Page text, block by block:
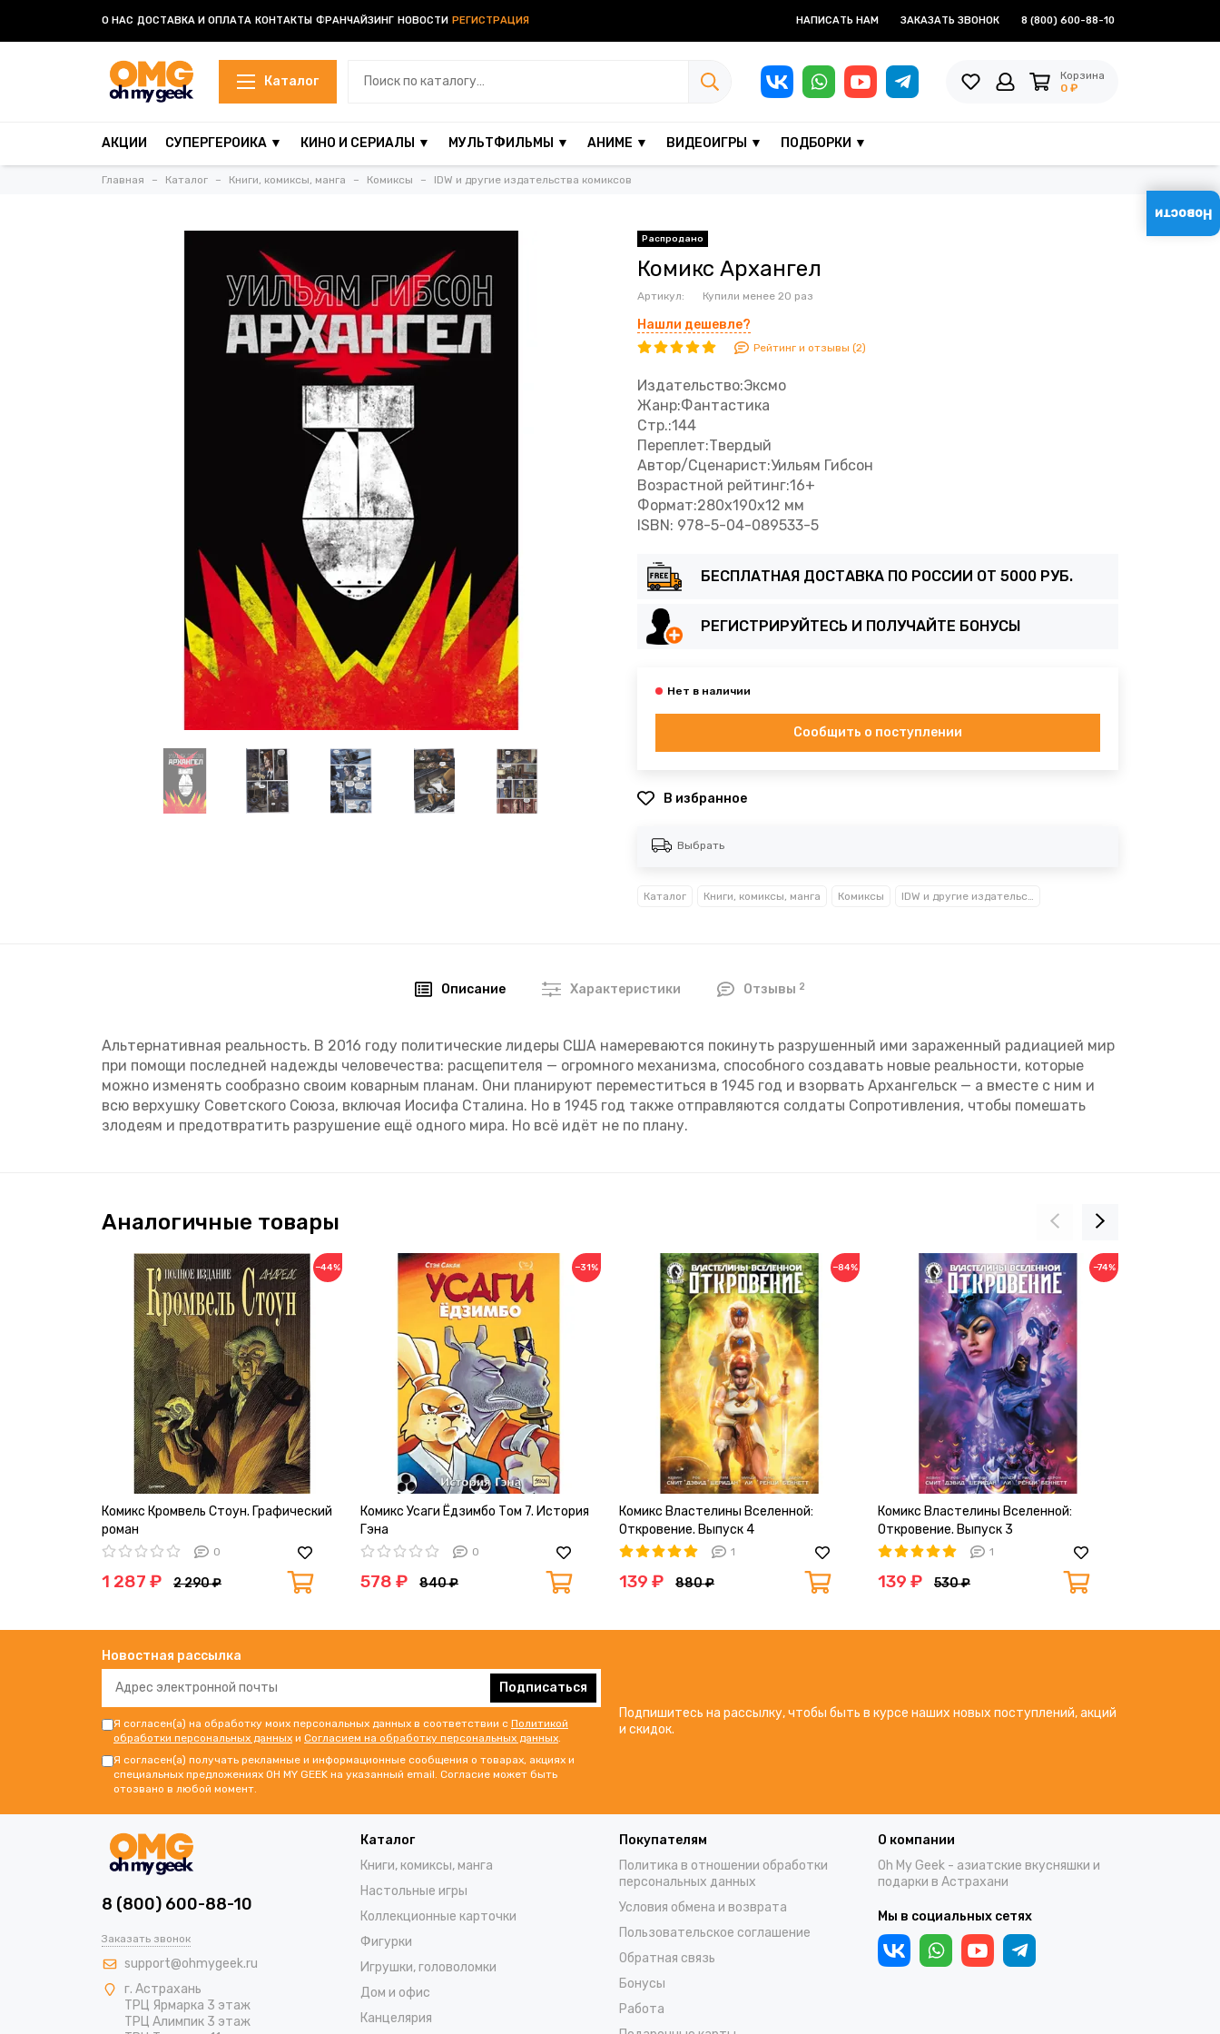
О НАС ДОСТАВКА И ОПЛАТА КОНТАКТЫ ФРАНЧАЙЗИНГ РЕГИСТРАЦИЯ
НОВОСТИ НАПИСАТЬ НАМ ЗАКАЗАТЬ ЗВОНОК 8 (800) 600-88-10
Каталог
Корзина
0 ₽
АКЦИИ СУПЕРГЕРОИКА ▼ КИНО И СЕРИАЛЫ ▼ МУЛЬТФИЛЬМЫ ▼ АНИМЕ ▼ ВИДЕОИГРЫ ▼ ПОДБОРКИ ▼
Главная Каталог Книги, комиксы, манга Комиксы IDW и другие издательства комиксов
Комикс Архангел
Артикул: Купили менее 20 раз
Нашли дешевле?
Рейтинг и отзывы (2)
Издательство:Эксмо
Жанр:Фантастика
Стр.:144
Переплет:Твердый
Автор/Сценарист:Уильям Гибсон
Возрастной рейтинг:16+
Формат:280х190х12 мм
ISBN: 978-5-04-089533-5
БЕСПЛАТНАЯ ДОСТАВКА ПО РОССИИ ОТ 5000 РУБ.
РЕГИСТРИРУЙТЕСЬ И ПОЛУЧАЙТЕ БОНУСЫ
Сообщить о поступлении
В избранное
Выбрать
Каталог Книги, комиксы, манга Комиксы IDW и другие издательства комиксов
Описание Характеристики Отзывы 2
Альтернативная реальность. В 2016 году политические лидеры США намереваются покинуть разрушенный ими зараженный радиацией мир
при помощи последней надежды человечества: расщепителя — огромного механизма, способного создавать новые реальности, которые
можно изменять сообразно своим коварным планам. Они планируют переместиться в 1945 год и взорвать Архангельск — а вместе с ним и
всю верхушку Советского Союза, включая Иосифа Сталина. Но в 1945 год также отправляются солдаты Сопротивления, чтобы помешать
злодеям и предотвратить разрушение ещё одного мира. Но всё идёт не по плану.
Аналогичные товары
−44%
Комикс Кромвель Стоун. Графический
роман
0
1 287 ₽ 2 290 ₽
−31%
Комикс Усаги Ёдзимбо Том 7. История
Гэна
0
578 ₽ 840 ₽
−84%
Комикс Властелины Вселенной:
Откровение. Выпуск 4
1
139 ₽ 880 ₽
−74%
Комикс Властелины Вселенной:
Откровение. Выпуск 3
1
139 ₽ 530 ₽
Новостная рассылка
Подписаться
Я согласен(а) на обработку моих персональных данных в соответствии с Политикой
обработки персональных данных и Согласием на обработку персональных данных.
Я согласен(а) получать рекламные и информационные сообщения о товарах, акциях и
специальных предложениях OH MY GEEK на указанный email. Согласие может быть
отозвано в любой момент.
Подпишитесь на рассылку, чтобы быть в курсе наших новых поступлений, акций
и скидок.
8 (800) 600-88-10
Заказать звонок
support@ohmygeek.ru
г. Астрахань
ТРЦ Ярмарка 3 этаж
ТРЦ Алимпик 3 этаж
Каталог
Книги, комиксы, манга
Настольные игры
Коллекционные карточки
Фигурки
Игрушки, головоломки
Дом и офис
Канцелярия
Покупателям
Политика в отношении обработки
персональных данных
Условия обмена и возврата
Пользовательское соглашение
Обратная связь
Бонусы
Работа
О компании
Oh My Geek - азиатские вкусняшки и
подарки в Астрахани
Мы в социальных сетях
Новости